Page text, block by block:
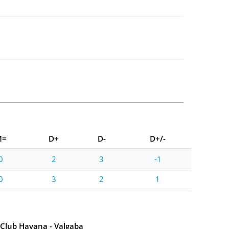
D+ D-
D+/-
2 3
-1
3 2 1
Club Havana - Valgaba